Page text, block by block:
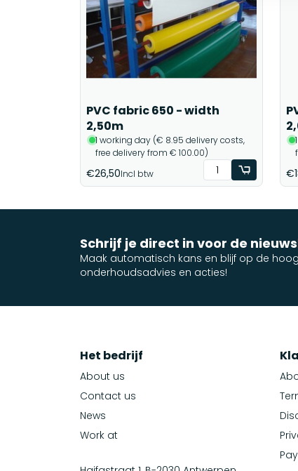
PVC fabric 650 - width
2,50m
1 working day (€ 8.95 delivery costs,
free delivery from € 100.00)
€26,50Incl btw
Schrijf je direct in voor de
Maak automatisch kans en blijf op de
onderhoudsadvies en acties!
Het bedrijf
About us
Contact us
News
Work at